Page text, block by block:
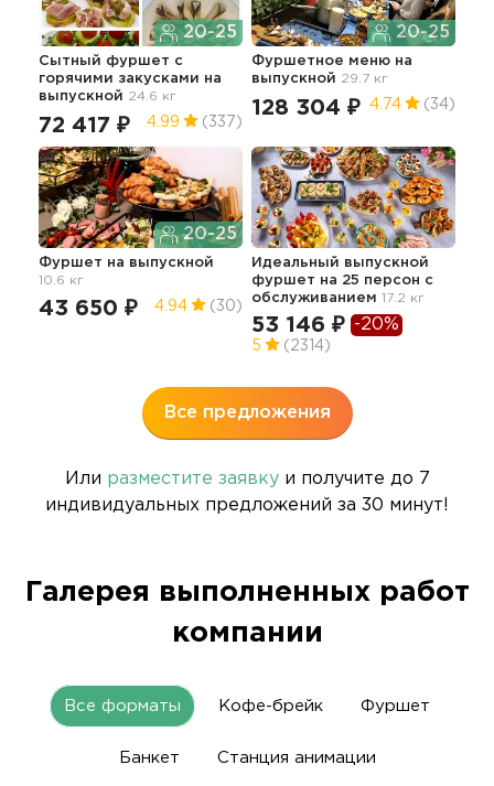
20-25
Сытный фуршет с
горячими закусками на
выпускной 24.6 кг
72 417 ₽ 4.99 (337)
20-25
Фуршетное меню на
выпускной 29.7 кг
128 304 ₽ 4.74 (34)
20-25
Фуршет на выпускной
10.6 кг
43 650 ₽ 4.94 (30)
Идеальный выпускной
фуршет на 25 персон с
обслуживанием 17.2 кг
53 146 ₽ -20%
5 (2314)
Все предложения
Или разместите заявкуи получите до 7
индивидуальных предложений за 30 минут!
Галерея выполненных работ
компании
Все форматы Кофе-брейк Фуршет
Банкет Станция анимации